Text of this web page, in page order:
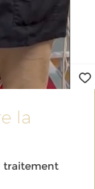
la
traitement